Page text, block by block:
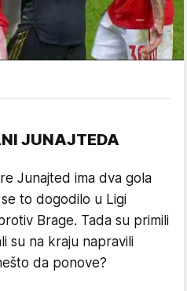
JUNAJTEDA
Junajted ima dva gola
to dogodilo u Ligi
Brage. Tada su primili
su na kraju napravili
da ponove?